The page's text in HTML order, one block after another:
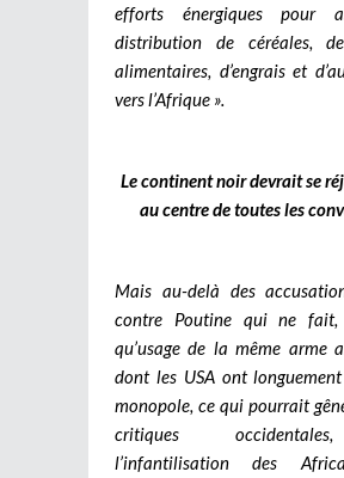
efforts énergiques pour
distribution de céréales,
alimentaires, d’engrais et
vers l’Afrique ».
Le continent noir devrait se
au centre de toutes les
Mais au-delà des
contre Poutine qui ne fait,
qu’usage de la même arme
dont les USA ont
monopole, ce qui pourrait
critiques
l’infantilisation des